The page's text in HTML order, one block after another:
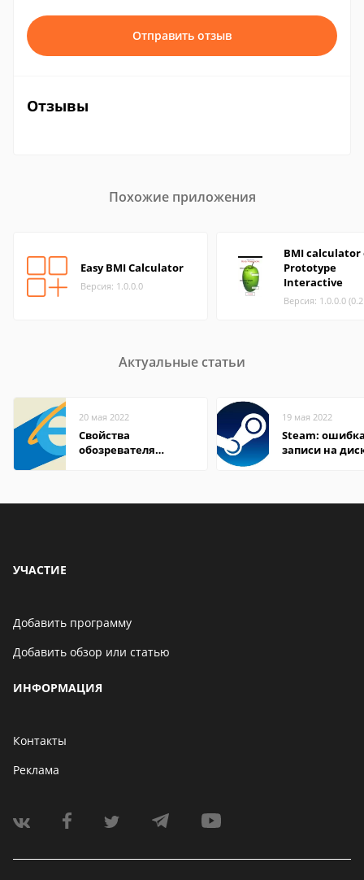
Отправить отзыв
Отзывы
Похожие приложения
Easy BMI Calculator
Версия: 1.0.0.0
BMI calculator
Prototype
Interactive
Версия: 1.0.0.0
Актуальные статьи
20 мая 2022
Свойства
обозревателя
19 мая 2022
Steam:
записи на
УЧАСТИЕ
Добавить программу
Добавить обзор или статью
ИНФОРМАЦИЯ
Контакты
Реклама